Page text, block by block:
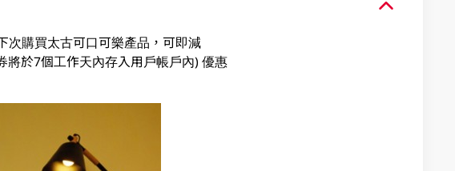
購買太古可口可樂產品，可即減
於7個工作天內存入用戶帳戶內) 優惠